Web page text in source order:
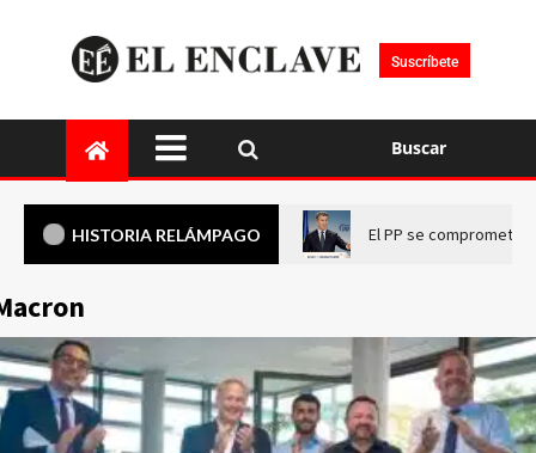
Suscríbete
Buscar
HISTORIA RELÁMPAGO El PP se compromete